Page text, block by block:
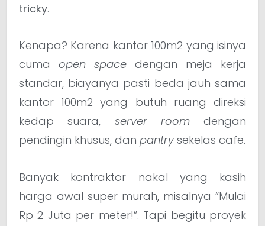
tricky.
Kenapa? Karena kantor 100m2 yang isinya
cuma open space dengan meja kerja
standar, biayanya pasti beda jauh sama
kantor 100m2 yang butuh ruang direksi
kedap suara, server roomdengan
pendingin khusus, dan pantry sekelas cafe.
Banyak kontraktor nakal yang kasih
harga awal super murah, misalnya “Mulai
Rp 2 Juta per meter!”. Tapi begitu proyek